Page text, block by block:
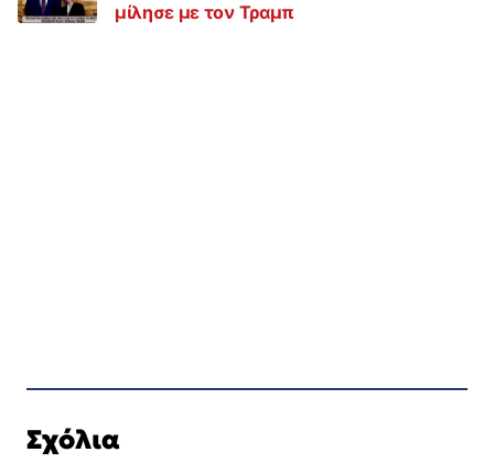
μίλησε με τον Τραμπ
Σχόλια